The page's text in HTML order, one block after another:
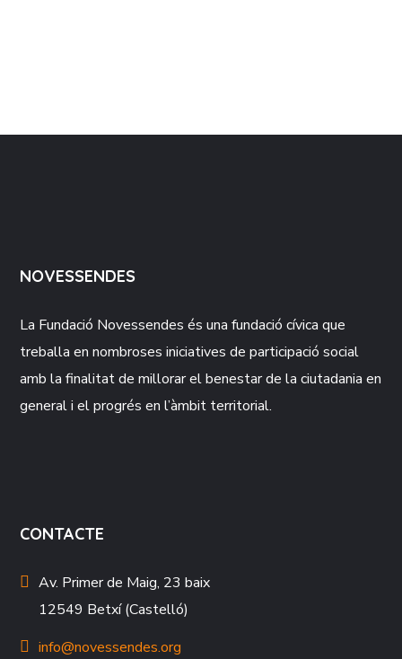
NOVESSENDES
La Fundació Novessendes és una fundació cívica que
treballa en nombroses iniciatives de participació social
amb la finalitat de millorar el benestar de la ciutadania en
general i el progrés en l’àmbit territorial.
CONTACTE
Av. Primer de Maig, 23 baix
12549 Betxí (Castelló)
info@novessendes.org